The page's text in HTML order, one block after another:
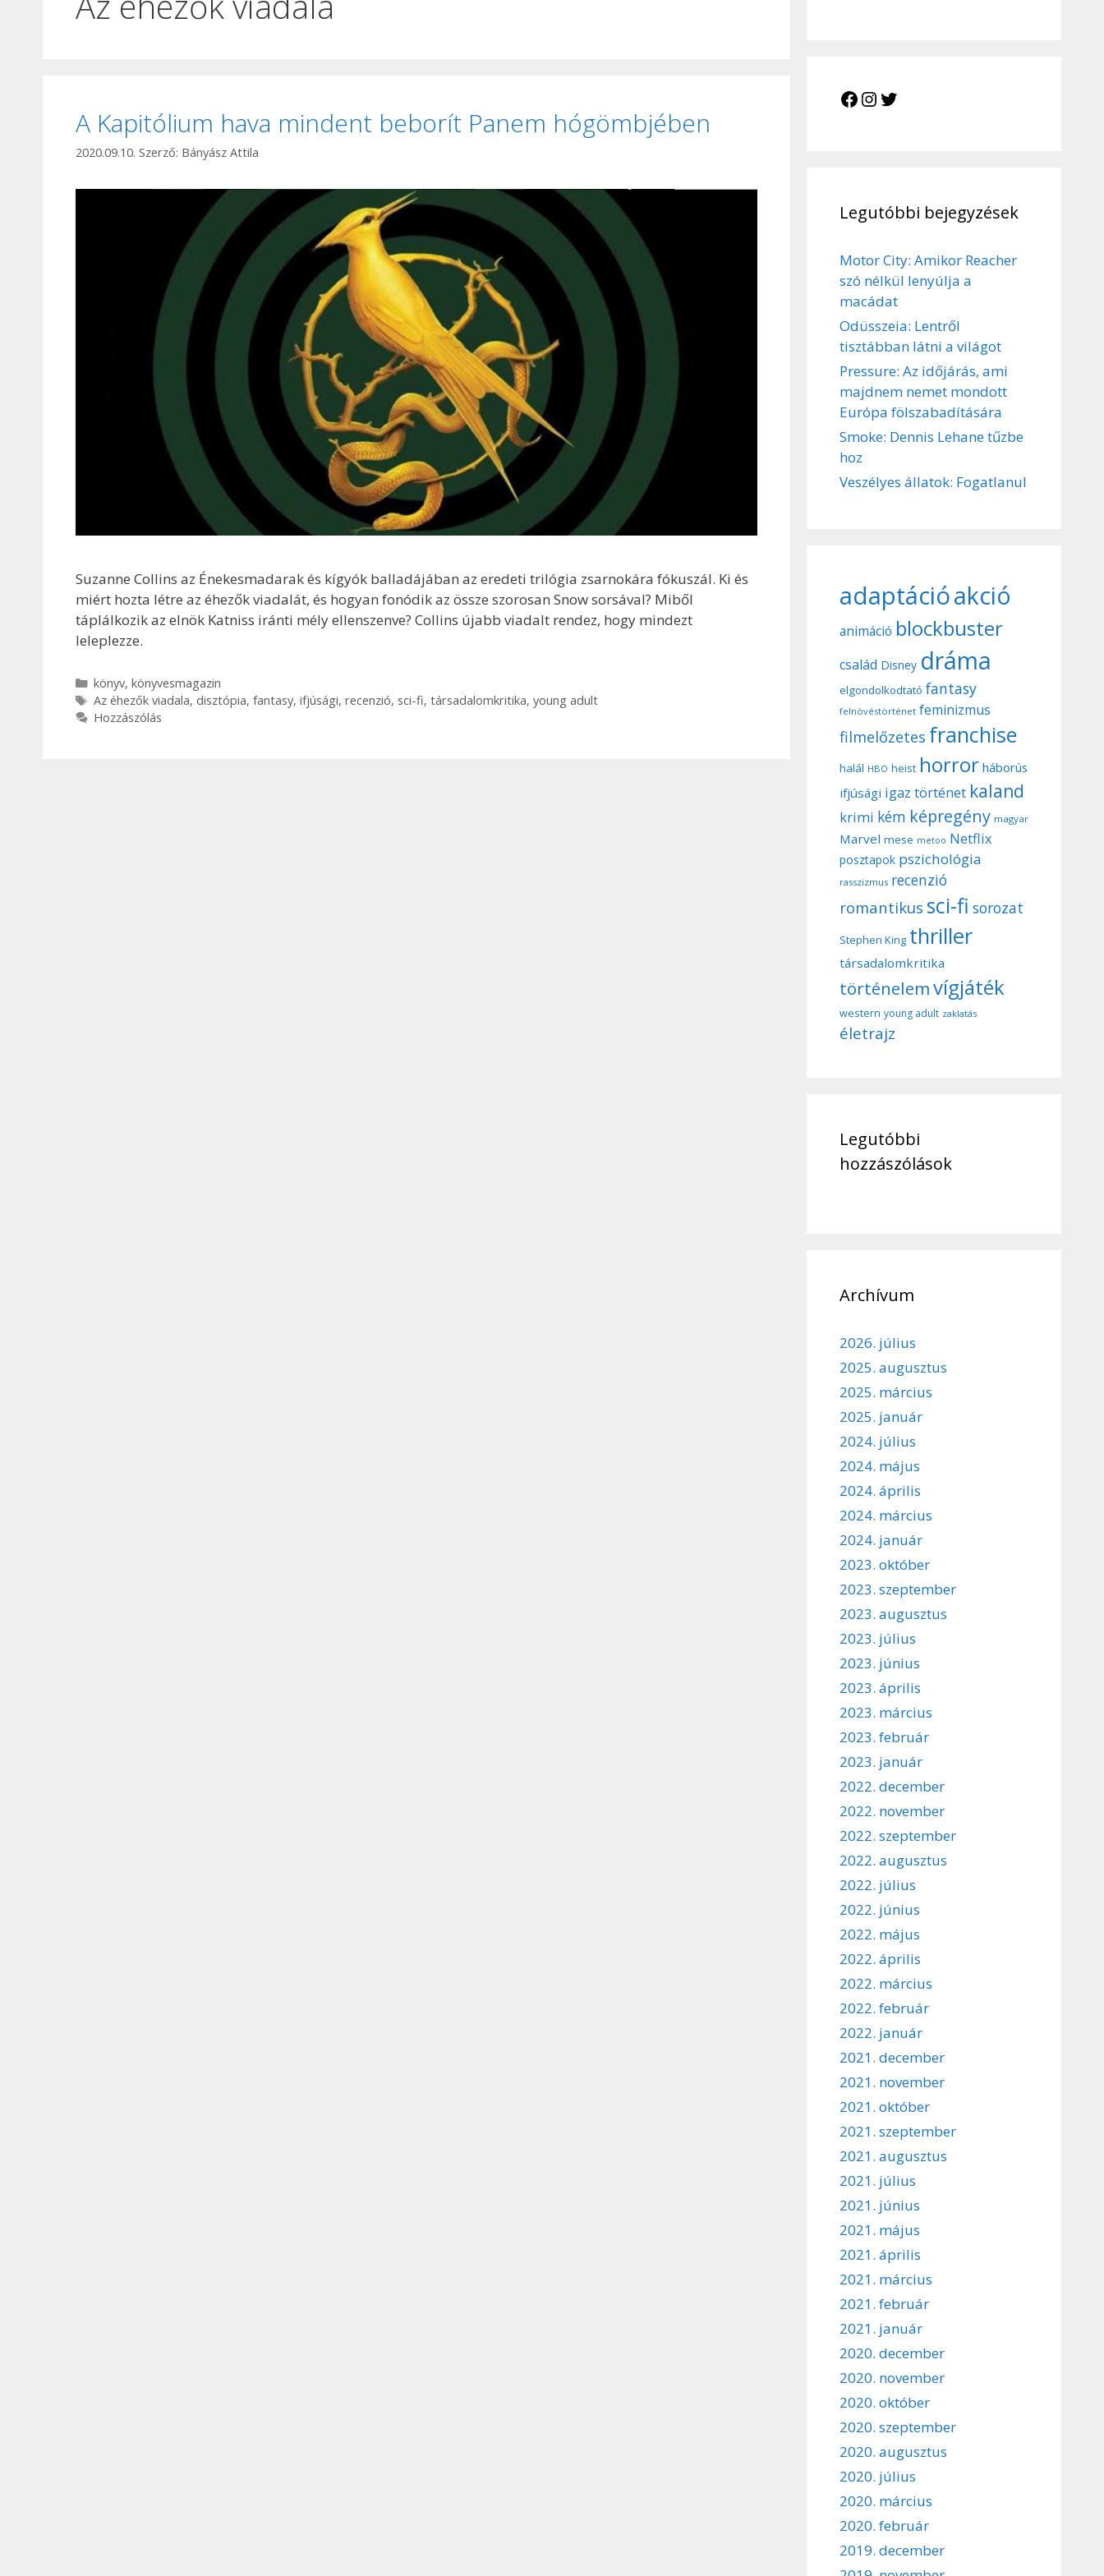
A Kapitólium hava mindent beborít Panem hógömbjében
2020.09.10. Szerző: Bányász Attila
Suzanne Collins az Énekesmadarak és kígyók balladájában az eredeti trilógia zsarnokára fókuszál. Ki és
miért hozta létre az éhezők viadalát, és hogyan fonódik az össze szorosan Snow sorsával? Miből
táplálkozik az elnök Katniss iránti mély ellenszenve? Collins újabb viadalt rendez, hogy mindezt
leleplezze.
Kategória
könyv, könyvesmagazin
Címkék
Az éhezők viadala, disztópia, fantasy, ifjúsági, recenzió, sci-fi, társadalomkritika, young adult
Hozzászólás
Facebook
Instagram
Legutóbbi bejegyzések
Motor City: Amikor Reacher
szó nélkül lenyúlja a
macádat
Odüsszeia: Lentről
tisztábban látni a világot
Pressure: Az időjárás, ami
majdnem nemet mondott
Európa fölszabadítására
Smoke: Dennis Lehane tűzbe
hoz
Veszélyes állatok: Fogatlanul
adaptációakció
animáció blockbuster
család Disney dráma
elgondolkodtató fantasy
felnövéstörténet feminizmus
filmelőzetes franchise
halál HBO heist horror háborús
ifjúsági igaz történet kaland
krimi kém képregény magyar
Marvel mese metoo Netflix
posztapok pszichológia
rasszizmus recenzió
romantikus sci-fi sorozat
Stephen King thriller
társadalomkritika
történelemvígjáték
western young adult zaklatás
életrajz
Legutóbbi
hozzászólások
Archívum
2026. július
2025. augusztus
2025. március
2025. január
2024. július
2024. május
2024. április
2024. március
2024. január
2023. október
2023. szeptember
2023. augusztus
2023. július
2023. június
2023. április
2023. március
2023. február
2023. január
2022. december
2022. november
2022. szeptember
2022. augusztus
2022. július
2022. június
2022. május
2022. április
2022. március
2022. február
2022. január
2021. december
2021. november
2021. október
2021. szeptember
2021. augusztus
2021. július
2021. június
2021. május
2021. április
2021. március
2021. február
2021. január
2020. december
2020. november
2020. október
2020. szeptember
2020. augusztus
2020. július
2020. március
2020. február
2019. december